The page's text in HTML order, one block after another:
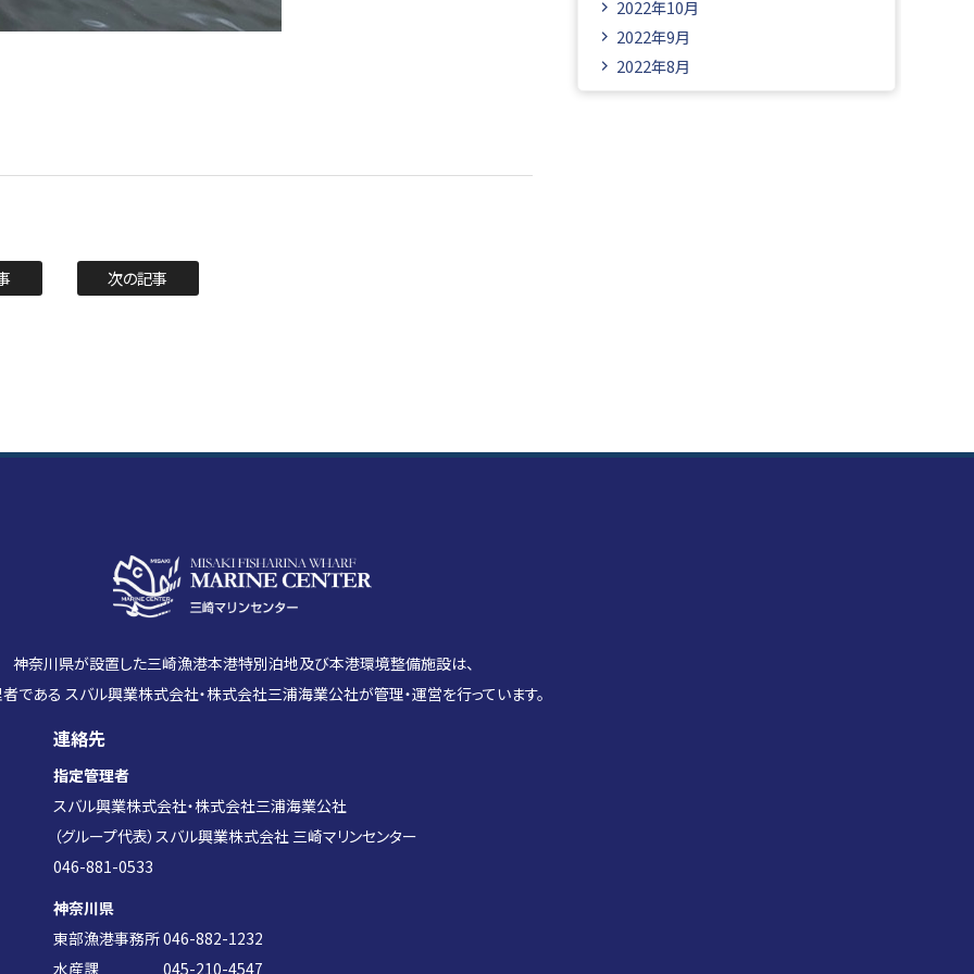
次の記事
2022年10月
2022年9月
2022年8月
神奈川県が設置した三崎漁港本港特別泊地及び本港環境整備施設は、
である スバル興業株式会社・株式会社三浦海業公社が管理・運営を行っています。
連絡先
指定管理者
スバル興業株式会社・株式会社三浦海業公社
（グループ代表）スバル興業株式会社 三崎マリンセンター
046-881-0533
神奈川県
東部漁港事務所 046-882-1232
水産課 045-210-4547